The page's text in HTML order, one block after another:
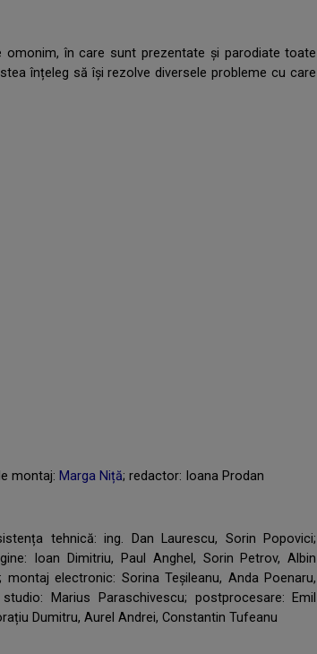
în care sunt prezentate și parodiate toate
înțeleg să își rezolve diversele probleme cu care
montaj: Marga Niță; redactor: Ioana Prodan
tehnică: ing. Dan Laurescu, Sorin Popovici;
Ioan Dimitriu, Paul Anghel, Sorin Petrov, Albin
electronic: Sorina Teșileanu, Anda Poenaru,
Marius Paraschivescu; postprocesare: Emil
Dumitru, Aurel Andrei, Constantin Tufeanu